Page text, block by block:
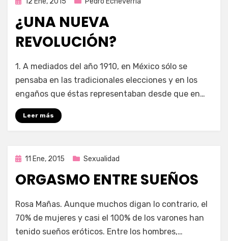
¿UNA NUEVA
REVOLUCIÓN?
por Enrique
1. A mediados del año 1910, en México sólo se
pensaba en las tradicionales elecciones y en los
engaños que éstas representaban desde que en…
Leer más
Publicada
11 Ene, 2015 Sexualidad
ORGASMO ENTRE SUEÑOS
porEnrique
Rosa Mañas. Aunque muchos digan lo contrario, el
70% de mujeres y casi el 100% de los varones han
tenido sueños eróticos. Entre los hombres,…